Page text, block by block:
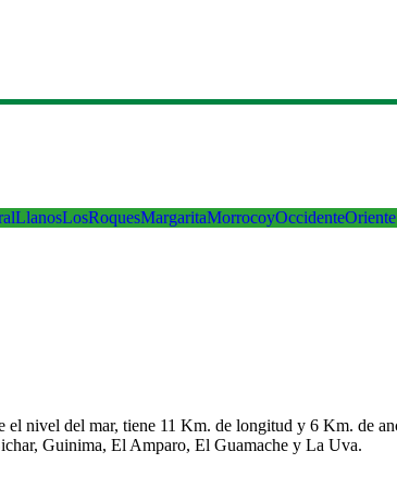
LlanosLosRoquesMargaritaMorrocoyOccidenteOriente
el nivel del mar, tiene 11 Km. de longitud y 6 Km. de
Guinima, El Amparo, El Guamache y La Uva.